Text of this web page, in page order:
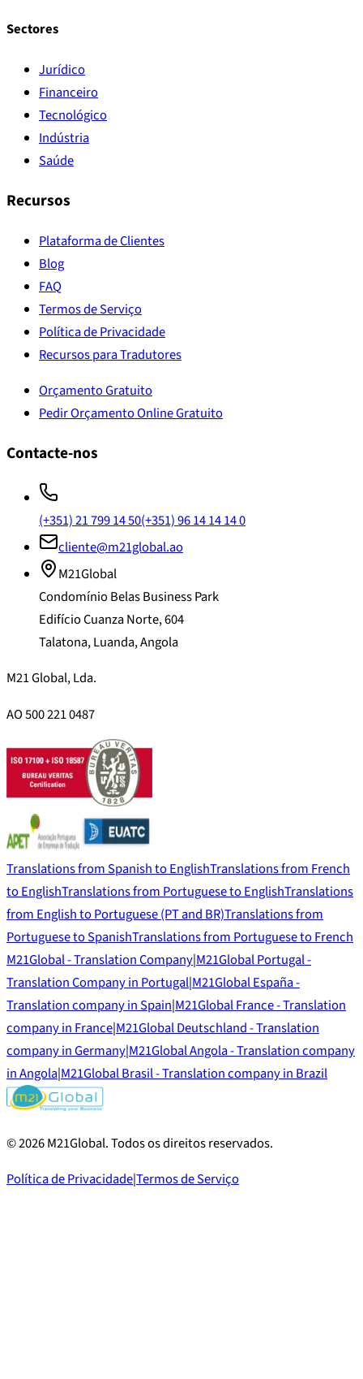
Sectores
Jurídico
Financeiro
Tecnológico
Indústria
Saúde
Recursos
Plataforma de Clientes
Blog
FAQ
Termos de Serviço
Política de Privacidade
Recursos para Tradutores
Orçamento Gratuito
Pedir Orçamento Online Gratuito
Contacte-nos
(+351) 21 799 14 50(+351) 96 14 14 14 0
cliente@m21global.ao
M21Global
Condomínio Belas Business Park
Edifício Cuanza Norte, 604
Talatona, Luanda, Angola
M21 Global, Lda.
AO 500 221 0487
Translations from Spanish to EnglishTranslations from French
to EnglishTranslations from Portuguese to EnglishTranslations
from English to Portuguese (PT and BR)Translations from
Portuguese to SpanishTranslations from Portuguese to French
M21Global - Translation Company|M21Global Portugal -
Translation Company in Portugal|M21Global España -
Translation company in Spain|M21Global France - Translation
company in France|M21Global Deutschland - Translation
company in Germany|M21Global Angola - Translation company
in Angola|M21Global Brasil - Translation company in Brazil
©2026M21Global.Todos os direitos reservados.
Política de Privacidade|Termos de Serviço